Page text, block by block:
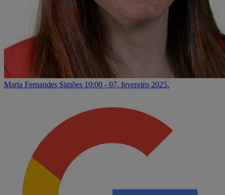
Marta Fernandes Simões 10:00 - 07. fevereiro 2025.